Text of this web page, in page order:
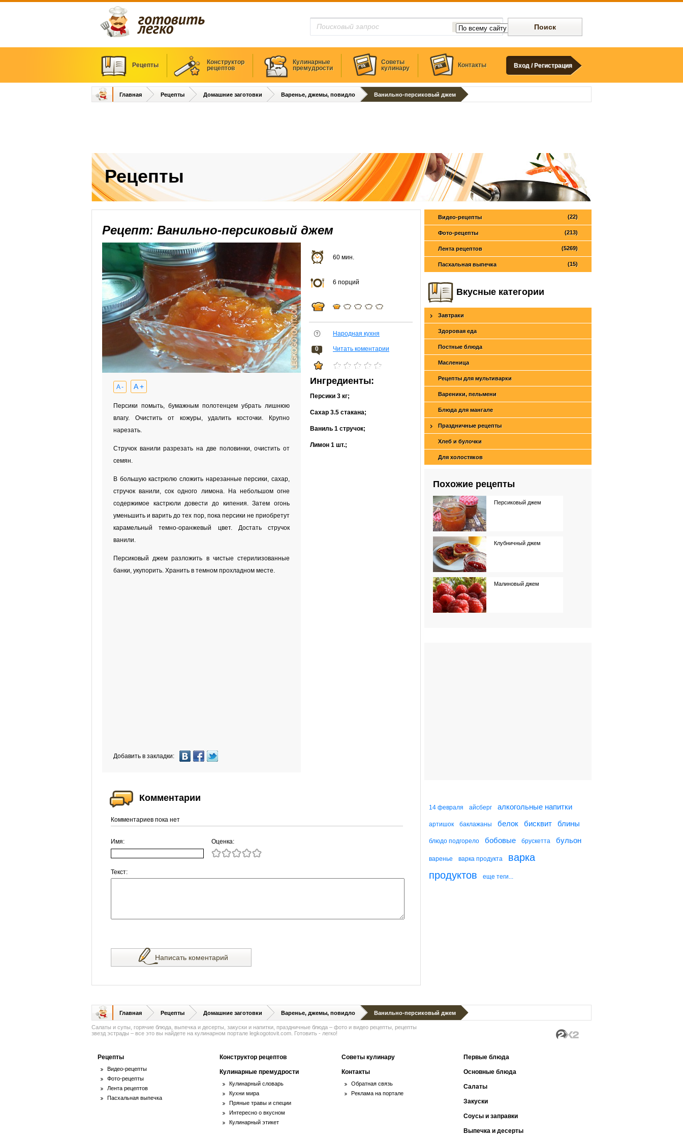
Рецепты
Конструктор
рецептов
Кулинарные
премудрости
Советы
кулинару
Контакты Вход / Регистрация
Главная Рецепты Домашние заготовки Варенье, джемы, повидло Ванильно-персиковый джем
Рецепты
Рецепт: Ванильно-персиковый джем
A - A +
Персики помыть, бумажным полотенцем убрать лишнюю
влагу. Очистить от кожуры, удалить косточки. Крупно
нарезать.
Стручок ванили разрезать на две половинки, очистить от
семян.
В большую кастрюлю сложить нарезанные персики, сахар,
стручок ванили, сок одного лимона. На небольшом огне
содержимое кастрюли довести до кипения. Затем огонь
уменьшить и варить до тех пор, пока персики не приобретут
карамельный темно-оранжевый цвет. Достать стручок
ванили.
Персиковый джем разложить в чистые стерилизованные
банки, укупорить. Хранить в темном прохладном месте.
Добавить в закладки:
60 мин.
6 порций
Народная кухня
0 Читать коментарии
Ингредиенты:
Персики 3 кг;
Сахар 3.5 стакана;
Ваниль 1 стручок;
Лимон 1 шт.;
Комментарии
Комментариев пока нет
Имя: Оценка:
Текст:
Написать коментарий
(22)
Видео-рецепты
(213)
Фото-рецепты
(5269)
Лента рецептов
(15)
Пасхальная выпечка
Вкусные категории
Завтраки
Здоровая еда
Постные блюда
Масленица
Рецепты для мультиварки
Вареники, пельмени
Блюда для мангале
Праздничные рецепты
Хлеб и булочки
Для холостяков
Похожие рецепты
Персиковый джем
Клубничный джем
Малиновый джем
Куриные крылышки в
абрикосовом джеме
14 февраля айсберг алкогольные напитки
артишок баклажаны белок бисквит блины
блюдо подгорело бобовые брускетта бульон
варенье варка продукта
варка
продуктов
еще теги...
Главная Рецепты Домашние заготовки Варенье, джемы, повидло Ванильно-персиковый джем
Салаты и супы, горячие блюда, выпечка и десерты, закуски и напитки, праздничные блюда – фото и видео рецепты, рецепты
звезд эстрады – все это вы найдете на кулинарном портале legkogotovit.com. Готовить - легко!
Рецепты
Видео-рецепты
Фото-рецепты
Лента рецептов
Пасхальная выпечка
Конструктор рецептов
Кулинарные премудрости
Кулинарный словарь
Кухни мира
Пряные травы и специи
Интересно о вкусном
Кулинарный этикет
Советы кулинару
Контакты
Обратная связь
Реклама на портале
Первые блюда
Основные блюда
Салаты
Закуски
Соусы и заправки
Выпечка и десерты